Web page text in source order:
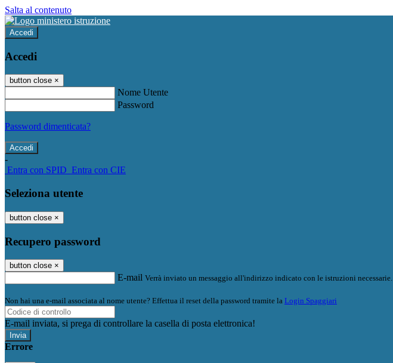
Salta al contenuto
Accedi
Accedi
button close ×
Nome Utente
Password
Password dimenticata?
-
Entra con SPID Entra con CIE
Seleziona utente
button close ×
Recupero password
button close ×
E-mail Verrà inviato un messaggio all'indirizzo indicato con le istruzioni necessarie.
Non hai una e-mail associata al nome utente? Effettua il reset della password tramite la Login Spaggiari
E-mail inviata, si prega di controllare la casella di posta elettronica!
Errore